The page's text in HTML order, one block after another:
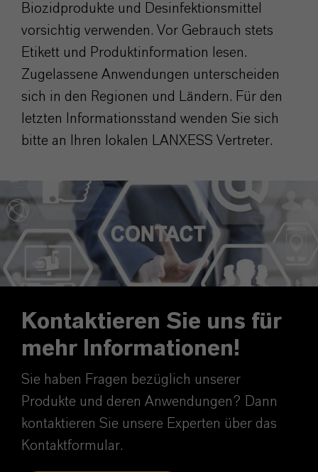
Biozidprodukte und Desinfektionsmittel
vorsichtig verwenden. Vor Gebrauch stets
Etikett und Produktinformation lesen.
Zugelassene Anwendungen unterscheiden
sich in den Regionen und Ländern. Für den
letzten Informationsstand wenden Sie sich
bitte an Ihren lokalen LANXESS Vertreter.
Kontaktieren Sie uns für
mehr Informationen!
Sie haben Fragen bezüglich unserer
Produkte und deren Anwendungen? Dann
kontaktieren Sie unsere Experten über das
Kontaktformular.